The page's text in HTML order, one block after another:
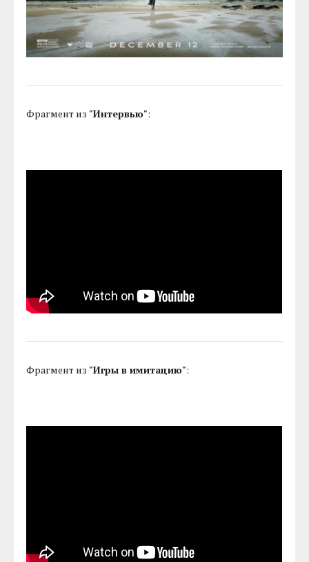
Фрагмент из "Интервью":
Фрагмент из "Игры в имитацию":